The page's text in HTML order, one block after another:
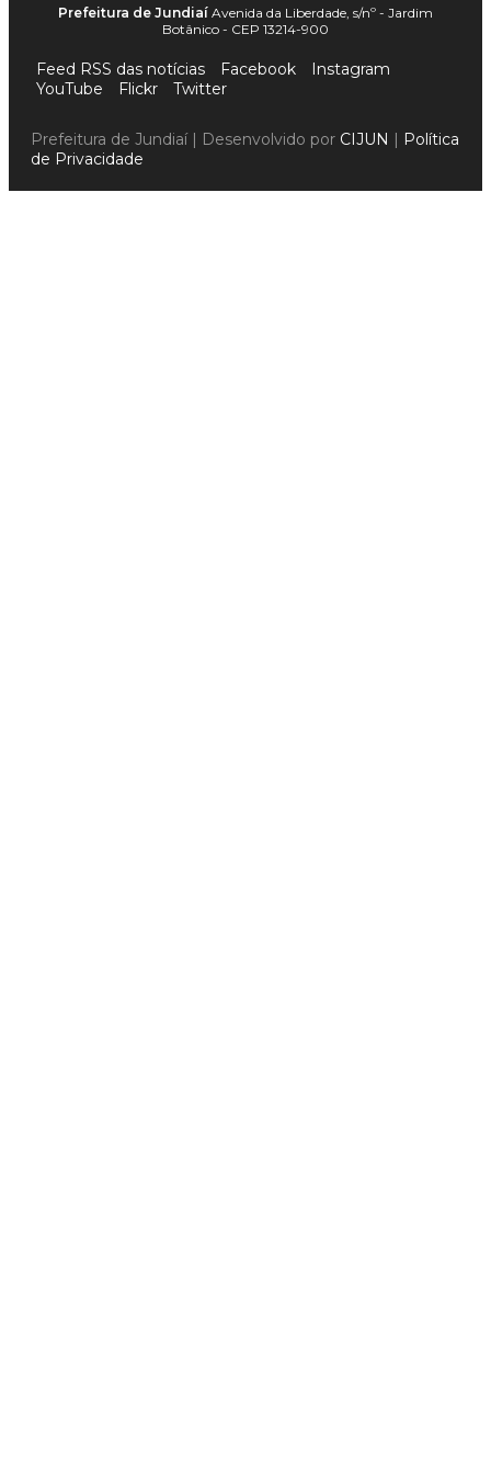
Prefeitura de Jundiaí Avenida da Liberdade, s/nº - Jardim
Botânico - CEP 13214-900
Feed RSS das notícias Facebook
Instagram
YouTube
Flickr Twitter
Prefeitura de Jundiaí | Desenvolvido por CIJUN | Política
de Privacidade